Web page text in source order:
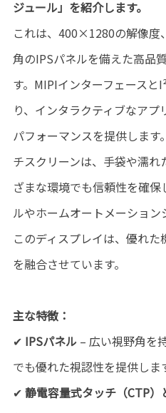
ジュール」を紹介します。
これは、400×1280の解像度
角のIPSパネルを備えた高品
す。MIPIインターフェースと
り、インタラクティブなア
パフォーマンスを提供します
チスクリーンは、手袋や濡れ
ざまな環境でも信頼性を確
ルやホームオートメーショ
このディスプレイは、優れ
を融合させています。
主な特徴：
✔ IPSパネル – 広い視野角を
でも優れた視認性を提供しま
✔静電容量式タッチ（CTP）